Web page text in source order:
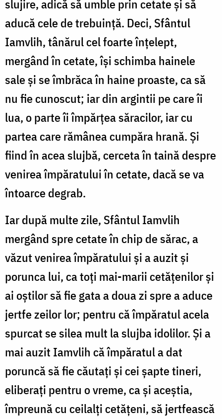
slujire, adică să umble prin cetate și să
aducă cele de trebuință. Deci, Sfântul
Iamvlih, tânărul cel foarte înțelept,
mergând în cetate, își schimba hainele
sale și se îmbrăca în haine proaste, ca să
nu fie cunoscut; iar din argintii pe care îi
lua, o parte îi împărțea săracilor, iar cu
partea care rămânea cumpăra hrană. Și
fiind în acea slujbă, cerceta în taină despre
venirea împăratului în cetate, dacă se va
întoarce degrab.
Iar după multe zile, Sfântul Iamvlih
mergând spre cetate în chip de sărac, a
văzut venirea împăratului și a auzit și
porunca lui, ca toți mai-marii cetățenilor și
ai oștilor să fie gata a doua zi spre a aduce
jertfe zeilor lor; pentru că împăratul acela
spurcat se silea mult la slujba idolilor. Și a
mai auzit Iamvlih că împăratul a dat
poruncă să fie căutați și cei șapte tineri,
eliberați pentru o vreme, ca și aceștia,
împreună cu ceilalți cetățeni, să jertfească